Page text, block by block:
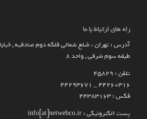
راه های ارتباط با ما
طبقه سوم شرقی , واحد ۸
تلفن : 45829
۴۴۲۶۰۳۱۶ _ 44293671
فکس : 44383163
پست الکترونیکی : info[at]netwebco.ir